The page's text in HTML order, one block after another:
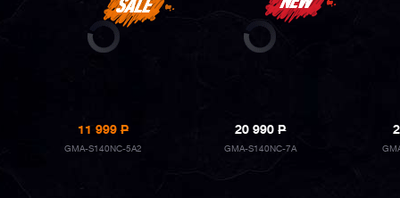
11 999P
GMA-S140NC-5A2
20 990P
GMA-S140NC-7A